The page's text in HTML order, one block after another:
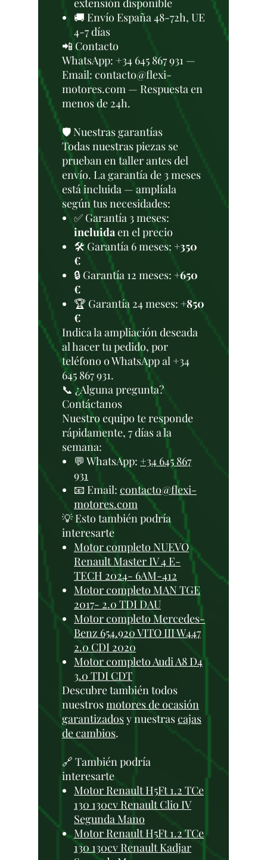
extensión disponible
🚚 Envío España 48-72h, UE
4-7 días
📲 Contacto
WhatsApp: +34 645 867 931 —
Email: contacto@flexi-
motores.com — Respuesta en
menos de 24h.
🛡️ Nuestras garantías
Todas nuestras piezas se
prueban en taller antes del
envío. La garantía de 3 meses
está incluida — amplíala
según tus necesidades:
✅ Garantía 3 meses:
incluidaen el precio
🛠️ Garantía 6 meses: +350
€
🔒 Garantía 12 meses: +650
€
🏆 Garantía 24 meses: +850
€
Indica la ampliación deseada
al hacer tu pedido, por
teléfono o WhatsApp al +34
645 867 931.
📞 ¿Alguna pregunta?
Contáctanos
Nuestro equipo te responde
rápidamente, 7 días a la
semana:
💬 WhatsApp: +34 645 867
931
📧 Email: contacto@flexi-
motores.com
💡 Esto también podría
interesarte
Motor completo NUEVO
Renault Master IV 4 E-
TECH 2024- 6AM-412
Motor completo MAN TGE
2017- 2.0 TDI DAU
Motor completo Mercedes-
Benz 654.920 VITO III W447
2.0 CDI 2020
Motor completo Audi A8 D4
3.0 TDI CDT
Descubre también todos
nuestrosmotores de ocasión
garantizadosy nuestrascajas
de cambios.
🔗 También podría
interesarte
Motor Renault H5Ft 1.2 TCe
130 130cv Renault Clio IV
Segunda Mano
Motor Renault H5Ft 1.2 TCe
130 130cv Renault Kadjar